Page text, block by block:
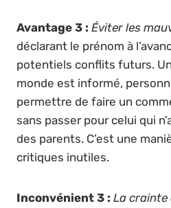
Avantage 3 : Éviter les
déclarant le prénom à
potentiels conflits futurs.
monde est informé,
permettre de faire un
sans passer pour celui qui
des parents. C’est une
critiques inutiles.
Inconvénient 3 : La crainte